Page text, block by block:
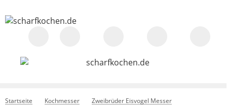
Startseite Kochmesser
Zweibrüder Eisvogel Messer